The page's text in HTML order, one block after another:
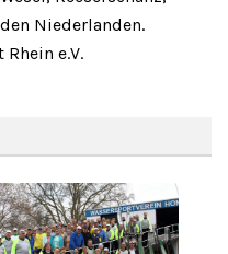
Niederlanden.
e.V.